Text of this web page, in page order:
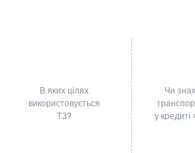
В яких цілях
використовується
ТЗ?
Чи
у кредиті